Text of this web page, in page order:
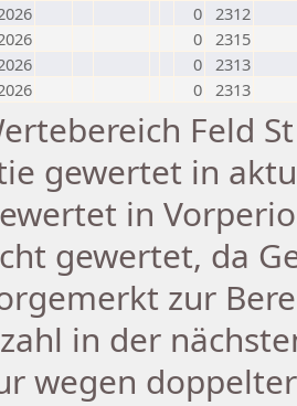
0 2312
0 2315
0 2313
0 2313
Feld
gewertet in
in
gewertet, da
zur
in der
wegen